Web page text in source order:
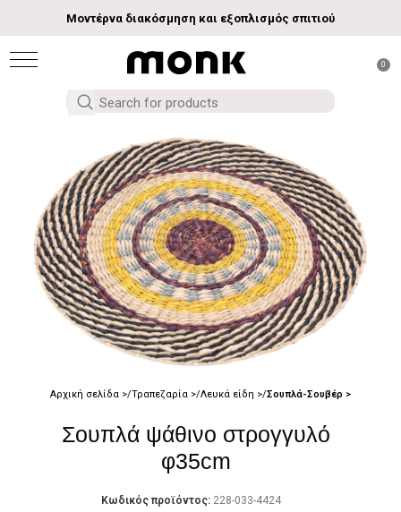
Μοντέρνα διακόσμηση και εξοπλισμός σπιτιού
0
Αρχική σελίδα Τραπεζαρία Λευκά είδη Σουπλά-Σουβέρ
Σουπλά ψάθινο στρογγυλό
φ35cm
Κωδικός προϊόντος: 228-033-4424